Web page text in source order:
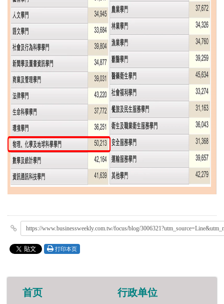
https://www.businessweekly.com.tw/focus/blog/
打印本页
首页 行政单位